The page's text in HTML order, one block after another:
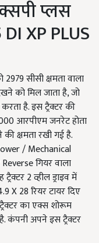
प्लस
XP PLUS
सीसी क्षमता वाला
को मिल जाता है, जो
है. इस ट्रैक्टर की
आरपीएम जनरेट होता
की क्षमता रखी गई है.
/ Mechanical
गियर वाला
2 व्हील ड्राइव में
X 28 रियर टायर दिए
का एक्स शोरूम
कंपनी अपने इस ट्रैक्टर